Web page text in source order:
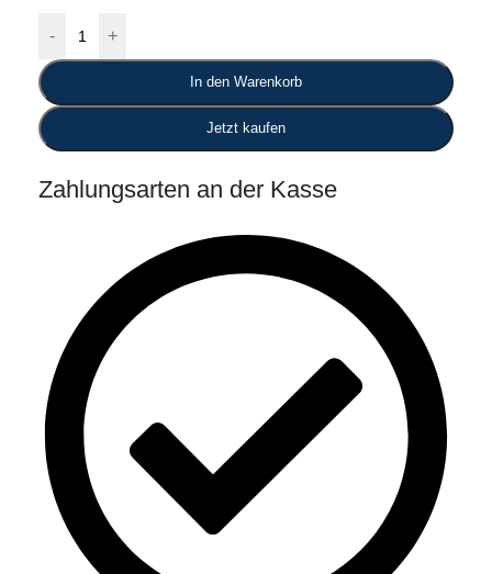
- +
In den Warenkorb
Jetzt kaufen
Zahlungsarten an der Kasse